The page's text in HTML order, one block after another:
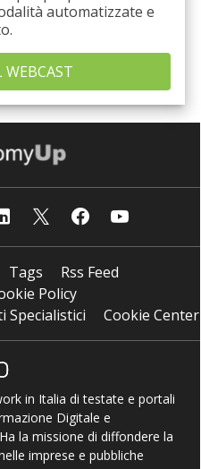
automatizzate e
Tags
Rss Feed
Policy
Specialistici
Cookie Center
in Italia di testate e portali
Digitale e
la missione di diffondere la
imprese e pubbliche